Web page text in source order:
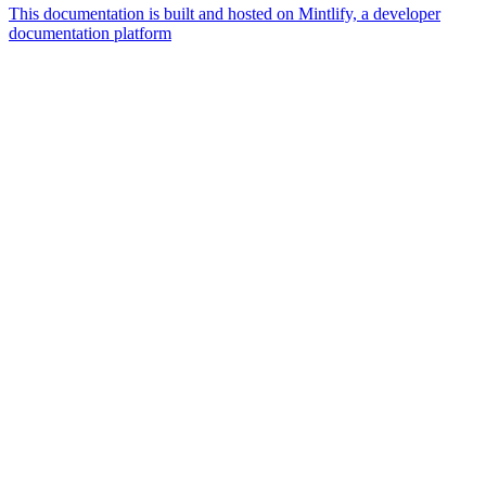
This documentation is built and hosted on Mintlify, a developer
documentation platform